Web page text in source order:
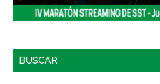
BUSCAR